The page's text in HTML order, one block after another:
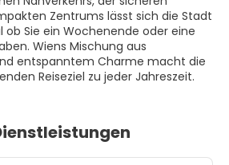
Zentrums lässt sich die Stadt
ob Sie ein Wochenende oder eine
Wiens Mischung aus
entspanntem Charme macht die
Reiseziel zu jeder Jahreszeit.